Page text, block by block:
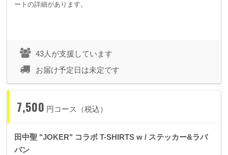
ートの詳細があります。
43人が支援しています
お届け予定日は未定です
7,500 円コース（税込）
田中聖 "JOKER" コラボ T-SHIRTS w / ステッカー&ラバ
バン